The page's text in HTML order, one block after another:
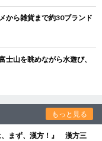
から雑貨まで約30ブランド
山を眺めながら水遊び、
もっと見る
、まず、漢方！』 漢方三